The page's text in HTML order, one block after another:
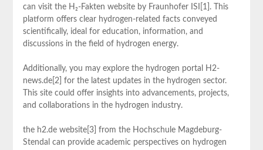
can​ visit the H₂-Fakten website by Fraunhofer ISI[1]. This
platform offers clear hydrogen-related‌ facts conveyed
scientifically,⁢ ideal for education, ‌information, and
discussions in the field of hydrogen energy.
Additionally, you may explore the hydrogen portal H2-
news.de[2] for the latest updates in the⁣ hydrogen sector.
This site could offer​ insights into advancements, projects,
and collaborations in the ​hydrogen industry.
the‍ h2.de website[3] from the Hochschule Magdeburg-
Stendal ⁣can provide academic perspectives on hydrogen